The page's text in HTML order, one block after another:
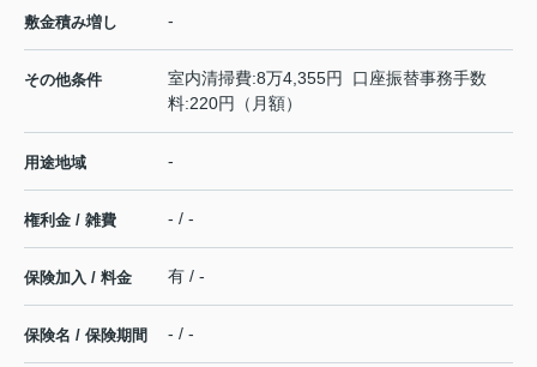
敷金積み増し -
その他条件
室内清掃費:8万4,355円 口座振替事務手数
料:220円（月額）
用途地域 -
権利金 / 雑費 - / -
保険加入 / 料金 有 / -
保険名 / 保険期間 - / -